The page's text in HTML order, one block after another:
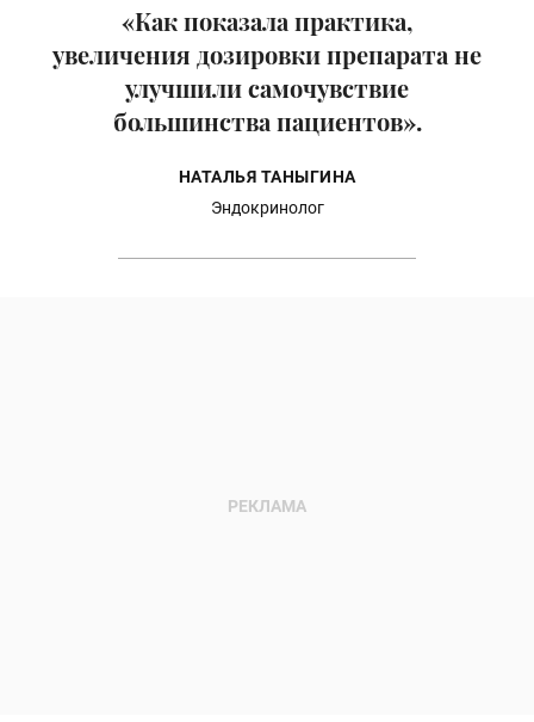
«Как показала практика,
увеличения дозировки препарата не
улучшили самочувствие
большинства пациентов».
НАТАЛЬЯ ТАНЫГИНА
Эндокринолог